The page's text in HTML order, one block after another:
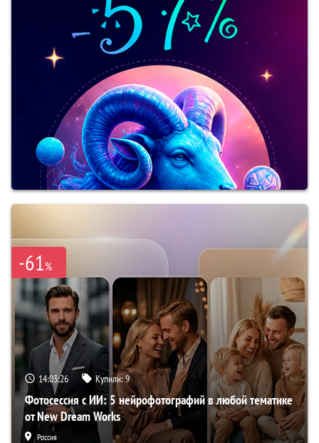
-61%
14:03:25 Купили:9
Фотосессия с ИИ: 5 нейрофотографий в любой тематике
от New Dream Works
Россия